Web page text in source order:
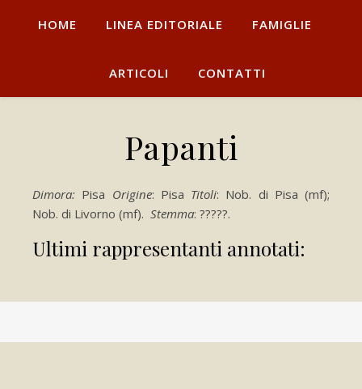
HOME LINEA EDITORIALE FAMIGLIE
ARTICOLI CONTATTI
Papanti
Dimora: Pisa Origine: Pisa Titoli: Nob. di Pisa (mf);
Nob. di Livorno (mf). Stemma: ?????.
Ultimi rappresentanti annotati: